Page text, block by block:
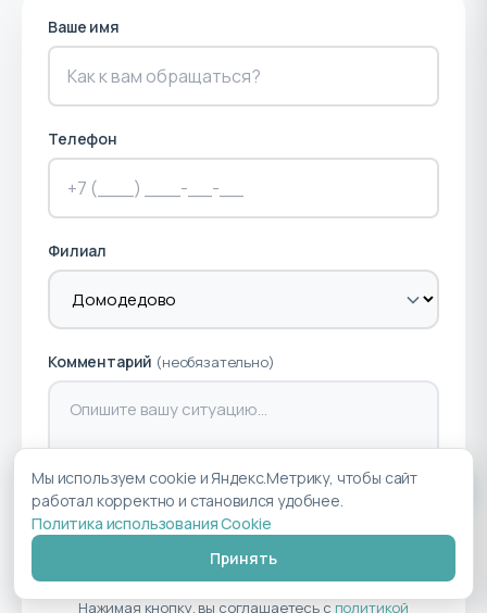
Ваше имя
Телефон
Филиал
Комментарий (необязательно)
Записаться на консультацию
Нажимая кнопку, вы соглашаетесь с политикой
Мы используем cookie и Яндекс.Метрику, чтобы сайт
работал корректно и становился удобнее.
Политика использования Cookie
Принять